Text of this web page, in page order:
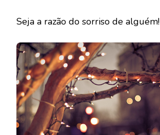
Seja a razão do sorriso de alguém!